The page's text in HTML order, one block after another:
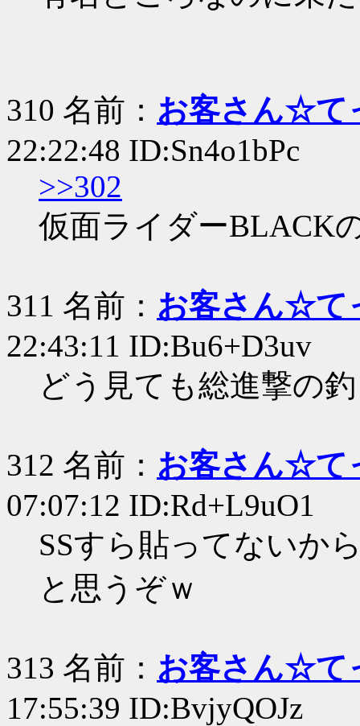
310 名前： お客さん☆て
22:22:48 ID:Sn4o1bPc
>>302
仮面ライダーBLACK
311 名前： お客さん☆て
22:43:11 ID:Bu6+D3uv
どう見ても総進撃の
312 名前： お客さん☆て
07:07:12 ID:Rd+L9uO1
SSすら貼ってないか
と思うぞｗ
313 名前： お客さん☆て
17:55:39 ID:BvjyQOJz